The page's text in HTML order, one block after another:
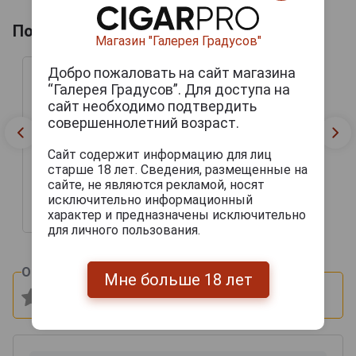
Похожие напитки по году производства
Baron de Sigognac 2001
Арманьяк Барон де
Сигоньяк 2001г 0.7л в
деревянной упаковке
8 094 руб.
Оцените и напишите отзыв:
Магазин "Галерея Градусов"
Добро пожаловать на сайт магазина
“Галерея Градусов”. Для доступа на
сайт необходимо подтвердить
совершеннолетний возраст.
Сайт содержит информацию для лиц
старше 18 лет. Сведения, размещенные на
сайте, не являются рекламой, носят
исключительно информационный
характер и предназначены исключительно
для личного пользования.
Мне больше 18 лет